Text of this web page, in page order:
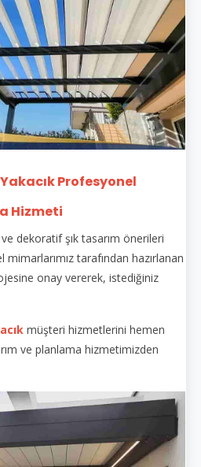
Profesyonel
Hizmeti
dekoratif şık tasarım önerileri
mimarlarımız tarafından hazırlanan
onay vererek, istediğiniz
müşteri hizmetlerini hemen
ve planlama hizmetimizden